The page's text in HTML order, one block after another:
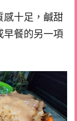
感十足，鹹甜
早餐的另一項